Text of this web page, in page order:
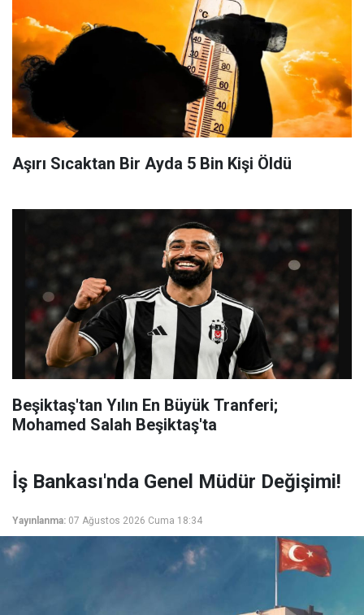
Aşırı Sıcaktan Bir Ayda 5 Bin Kişi Öldü
Beşiktaş'tan Yılın En Büyük Tranferi;
Mohamed Salah Beşiktaş'ta
İş Bankası'nda Genel Müdür Değişimi!
Yayınlanma: 07 Ağustos 2026 Cuma 18:34